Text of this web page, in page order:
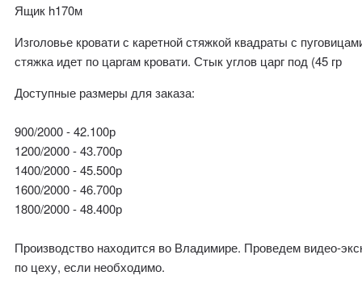
Ящик h170м
Изголовье кровати с каретной стяжкой квадраты с
стяжка идет по царгам кровати. Стык углов царг под (45 гр
Доступные размеры для заказа:
900/2000 - 42.100р
1200/2000 - 43.700р
1400/2000 - 45.500р
1600/2000 - 46.700р
1800/2000 - 48.400р
Производство находится во Владимире. Проведем видео-
по цеху, если необходимо.